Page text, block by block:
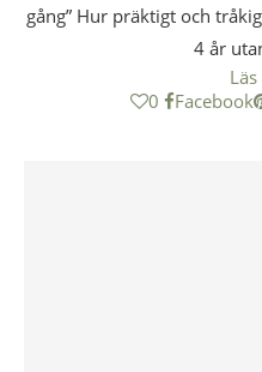
gång” Hur präktigt och
4 år
0
Facebook